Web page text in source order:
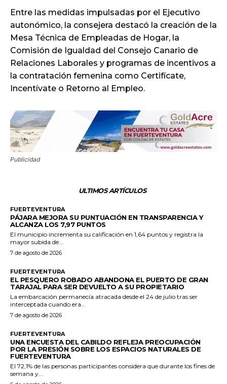
Entre las medidas impulsadas por el Ejecutivo
autonómico, la consejera destacó la creación de la
Mesa Técnica de Empleadas de Hogar, la
Comisión de Igualdad del Consejo Canario de
Relaciones Laborales y programas de incentivos a
la contratación femenina como Certifícate,
Incentívate o Retorno al Empleo.
Publicidad
ULTIMOS ARTÍCULOS
FUERTEVENTURA
PÁJARA MEJORA SU PUNTUACIÓN EN TRANSPARENCIA Y
ALCANZA LOS 7,97 PUNTOS
El municipio incrementa su calificación en 1,64 puntos y registra la
mayor subida de...
7 de agosto de 2026
FUERTEVENTURA
EL PESQUERO ROBADO ABANDONA EL PUERTO DE GRAN
TARAJAL PARA SER DEVUELTO A SU PROPIETARIO
La embarcación permanecía atracada desde el 24 de julio tras ser
interceptada cuando era...
7 de agosto de 2026
FUERTEVENTURA
UNA ENCUESTA DEL CABILDO REFLEJA PREOCUPACIÓN
POR LA PRESIÓN SOBRE LOS ESPACIOS NATURALES DE
FUERTEVENTURA
El 72,1% de las personas participantes considera que durante los fines de
semana y...